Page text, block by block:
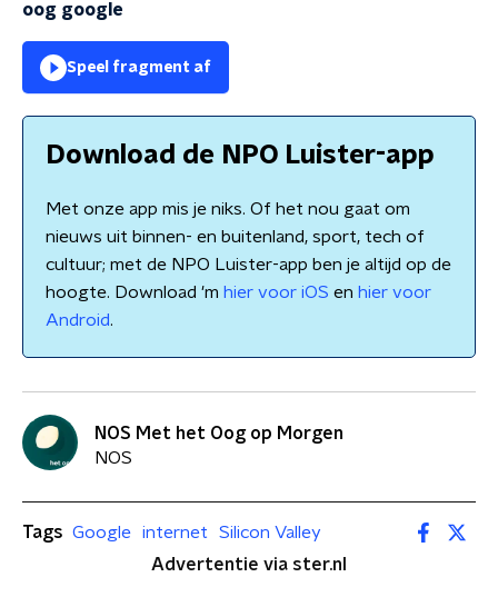
oog google
Speel fragment af
Download de NPO Luister-app
Met onze app mis je niks. Of het nou gaat om
nieuws uit binnen- en buitenland, sport, tech of
cultuur; met de NPO Luister-app ben je altijd op de
hoogte. Download 'm hier voor iOS en hier voor
Android.
NOS Met het Oog op Morgen
NOS
Tags Google internet
Silicon Valley
Advertentie via ster.nl